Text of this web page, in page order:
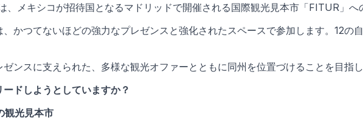
メキシコが招待国となるマドリッドで開催される国際観光見本市「FITUR」へ
かつてないほどの強力なプレゼンスと強化されたスペースで参加します。12の
ンスに支えられた、多様な観光オファーとともに同州を位置づけることを目指し
ドしようとしていますか？
観光見本市